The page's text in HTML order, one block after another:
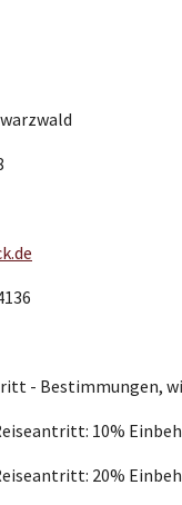
- Bestimmungen,
10%
20%